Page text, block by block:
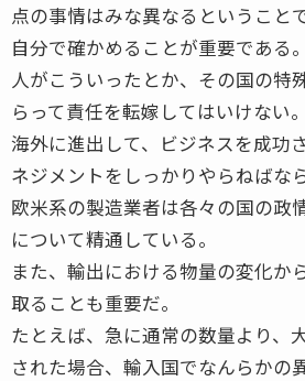
点の事情はみな異なるということ
自分で確かめることが重要である。
人がこういったとか、その国の特
らって責任を転嫁してはいけない。
海外に進出して、ビジネスを成功
ネジメントをしっかりやらねばな
欧米系の製造業者は各々の国の政
について精通している。
また、輸出における物量の変化か
取ることも重要だ。
たとえば、急に通常の数量より、
された場合、輸入国でなんらかの